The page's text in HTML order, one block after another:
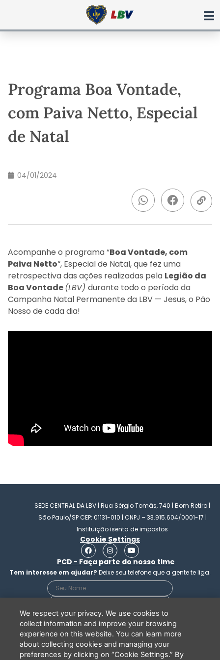
Programa Boa Vontade,
com Paiva Netto, Especial
de Natal
04/01/2024
Acompanhe o programa “Boa Vontade, com
Paiva Netto“, Especial de Natal, que fez uma
retrospectiva das ações realizadas pela Legião da
Boa Vontade(LBV) durante todo o período da
Campanha Natal Permanente da LBV — Jesus, o Pão
Nosso de cada dia!
SEDE CENTRAL DA LBV | Rua Sérgio Tomás, 740 | Bom Retiro |
São Paulo/SP CEP: 01131-010 | CNPJ – 33.915.604/0001-17 |
Instituição isenta de impostos
Cookie Settings
F
a
c
e
b
o
I
n
s
t
a
r
m
Y
o
u
t
u
e
PCD - Faça parte do nosso time
Tem interesse em ajudar? Deixe seu telefone que a gente te liga.
Li e concordo que minhas informações serão
tratadas de acordo com oAviso de Privacidade
da LBV
We respect your privacy. We use cookies to
collect information and improve your browsing
experience on this website. You can learn more
about collecting cookies and managing your
preferences by clicking on “Cookie Settings.” By